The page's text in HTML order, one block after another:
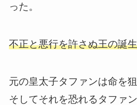
った。
不正と悪行を許さぬ王の誕
元の皇太子タファンは命を
そしてそれを恐れるタファ